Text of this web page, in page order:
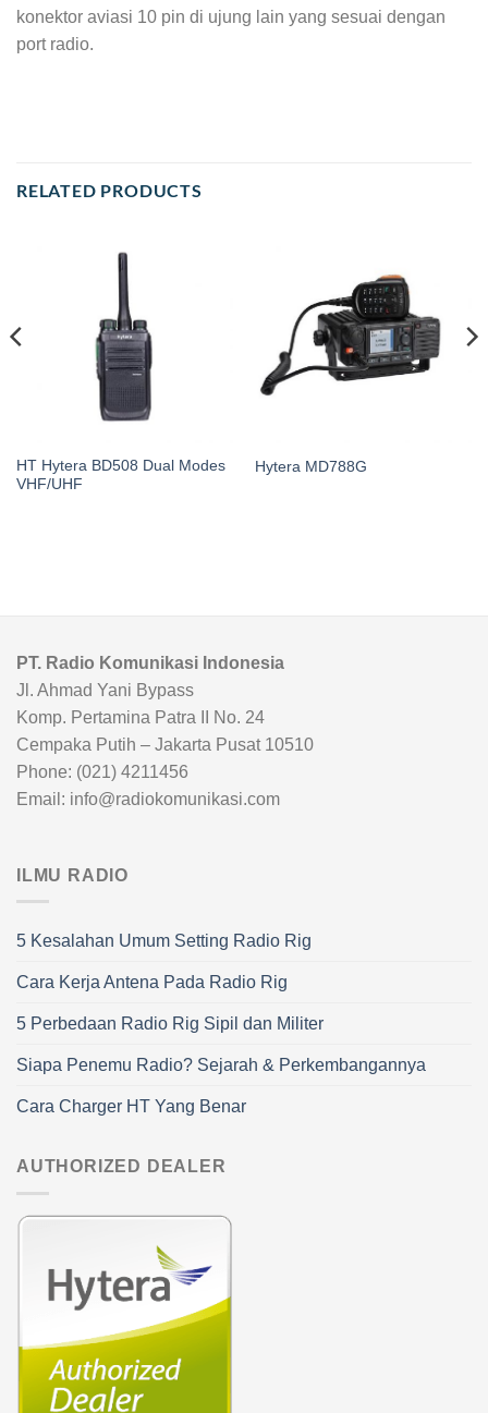
konektor aviasi 10 pin di ujung lain yang sesuai dengan
port radio.
RELATED PRODUCTS
HT Hytera BD508 Dual Modes
VHF/UHF
Hytera MD788G
PT. Radio Komunikasi Indonesia
Jl. Ahmad Yani Bypass
Komp. Pertamina Patra II No. 24
Cempaka Putih – Jakarta Pusat 10510
Phone: (021) 4211456
Email: info@radiokomunikasi.com
ILMU RADIO
5 Kesalahan Umum Setting Radio Rig
Cara Kerja Antena Pada Radio Rig
5 Perbedaan Radio Rig Sipil dan Militer
Siapa Penemu Radio? Sejarah & Perkembangannya
Cara Charger HT Yang Benar
AUTHORIZED DEALER